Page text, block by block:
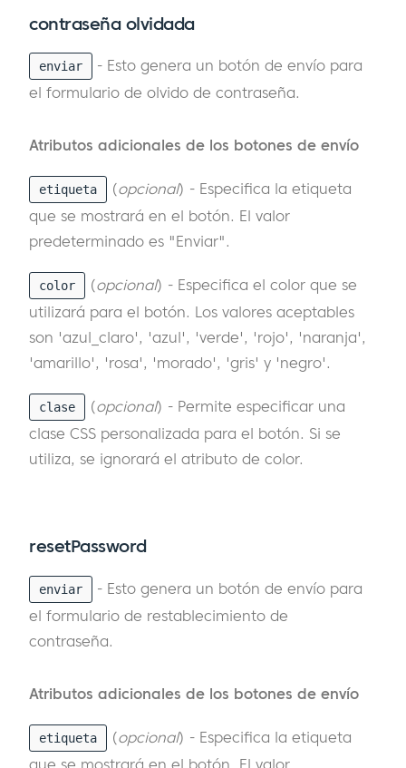
contraseña olvidada
enviar
- Esto genera un botón de envío para
el formulario de olvido de contraseña.
Atributos adicionales de los botones de envío
etiqueta (opcional) - Especifica la etiqueta
que se mostrará en el botón. El valor
predeterminado es "Enviar".
color (opcional) - Especifica el color que se
utilizará para el botón. Los valores aceptables
son 'azul_claro', 'azul', 'verde', 'rojo', 'naranja',
'amarillo', 'rosa', 'morado', 'gris' y 'negro'.
clase (opcional) - Permite especificar una
clase CSS personalizada para el botón. Si se
utiliza, se ignorará el atributo de color.
resetPassword
enviar
- Esto genera un botón de envío para
el formulario de restablecimiento de
contraseña.
Atributos adicionales de los botones de envío
etiqueta (opcional) - Especifica la etiqueta
que se mostrará en el botón. El valor